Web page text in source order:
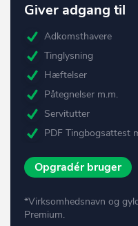
Giver adgang til
Adkomsthavere
Tinglysning
Hæftelser
Påtegnelser m.m.
Servitutter
PDF Tingbogsattest
Opgradér bruger
*Virksomhedsnavn og
Premium.